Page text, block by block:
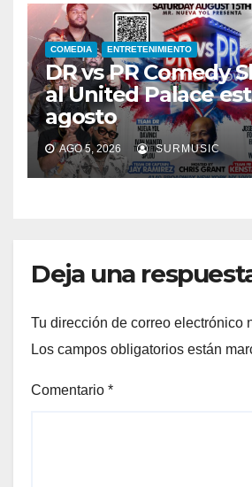
COMEDIA ENTRETENIMIENTO
DR vs PR Comedy
al United Palace
agosto
AGO 5, 2026 SURMUSIC
Deja una
Tu dirección de correo electrónico
Los campos obligatorios están
Comentario *